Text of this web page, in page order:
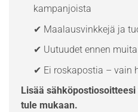
kampanjoista
✔ Maalausvinkkejä ja
✔ Uutuudet ennen muita
✔ Ei roskapostia – vain
Lisää
tule mukaan.